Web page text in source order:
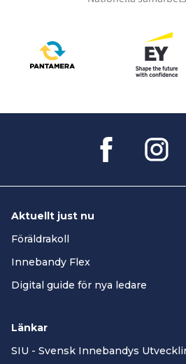
Aktuellt just nu
Föräldrakoll
Innebandy Flex
Digital guide för nya ledare
Länkar
SIU - Svensk Innebandys